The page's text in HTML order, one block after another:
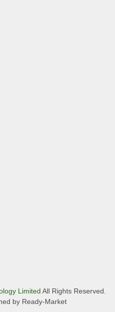
Limited All Rights Reserved.
by Ready-Market